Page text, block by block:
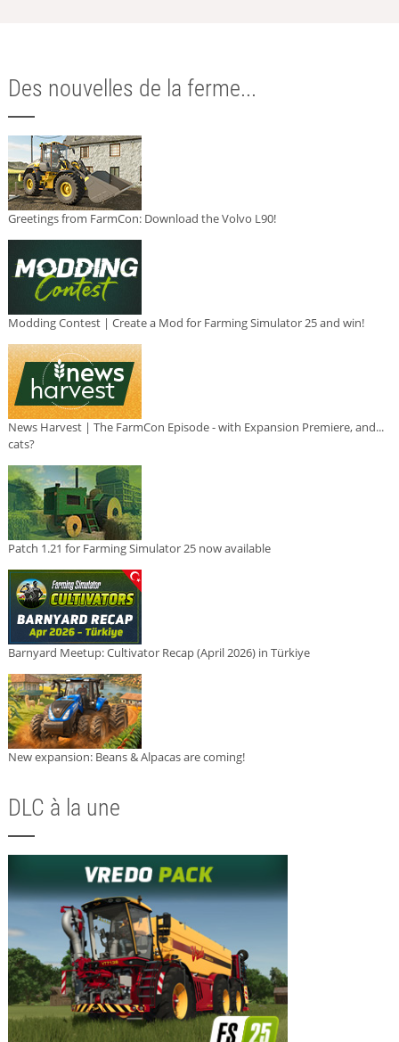
Des nouvelles de la ferme...
Greetings from FarmCon: Download the Volvo L90!
Modding Contest | Create a Mod for Farming Simulator 25 and win!
News Harvest | The FarmCon Episode - with Expansion Premiere, and...
cats?
Patch 1.21 for Farming Simulator 25 now available
Barnyard Meetup: Cultivator Recap (April 2026) in Türkiye
New expansion: Beans & Alpacas are coming!
DLC à la une